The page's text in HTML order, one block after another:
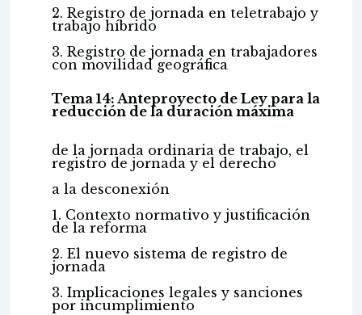
2. Registro de jornada en teletrabajo y
trabajo híbrido
3. Registro de jornada en trabajadores
con movilidad geográfica
Tema 14: Anteproyecto de Ley para la
reducción de la duración máxima
de la jornada ordinaria de trabajo, el
registro de jornada y el derecho
a la desconexión
1. Contexto normativo y justificación
de la reforma
2. El nuevo sistema de registro de
jornada
3. Implicaciones legales y sanciones
por incumplimiento